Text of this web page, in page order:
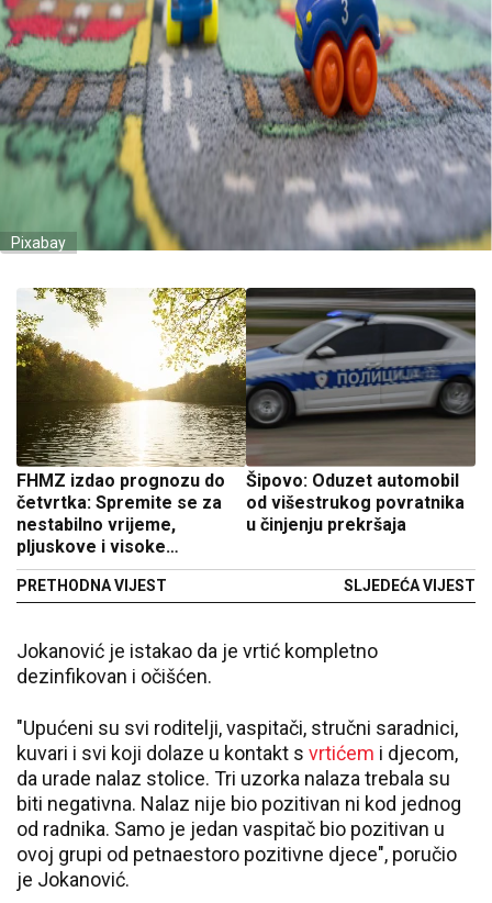
Pixabay
FHMZ izdao prognozu do
četvrtka: Spremite se za
nestabilno vrijeme,
pljuskove i visoke
temperature
PRETHODNA VIJEST
Šipovo: Oduzet automobil
od višestrukog povratnika
u činjenju prekršaja
SLJEDEĆA VIJEST
Jokanović je istakao da je vrtić kompletno
dezinfikovan i očišćen.
"Upućeni su svi roditelji, vaspitači, stručni saradnici,
kuvari i svi koji dolaze u kontakt s vrtićem i djecom,
da urade nalaz stolice. Tri uzorka nalaza trebala su
biti negativna. Nalaz nije bio pozitivan ni kod jednog
od radnika. Samo je jedan vaspitač bio pozitivan u
ovoj grupi od petnaestoro pozitivne djece", poručio
je Jokanović.